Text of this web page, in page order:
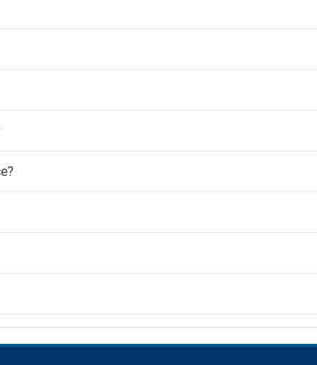
Venda de excursões
Creche